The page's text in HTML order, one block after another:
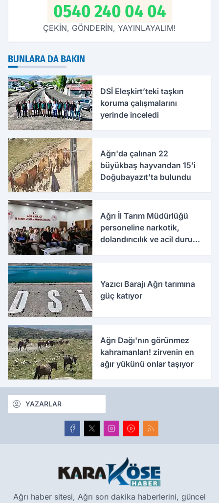
0540 240 04 04
ÇEKİN, GÖNDERİN, YAYINLAYALIM!
BUNLARA DA BAKIN
DSİ Eleşkirt’teki taşkın
koruma çalışmalarını
yerinde inceledi
Ağrı'da çalınan 22
büyükbaş hayvandan 15’i
Doğubayazıt’ta bulundu
Ağrı İl Tarım Müdürlüğü
personeline narkotik,
dolandırıcılık ve acil durum
Yazıcı Barajı Ağrı tarımına
güç katıyor
Ağrı Dağı'nın görünmez
kahramanları! zirvenin en
ağır yükünü onlar taşıyor
YAZARLAR
Ağrı haber sitesi, Ağrı son dakika haberlerini, güncel